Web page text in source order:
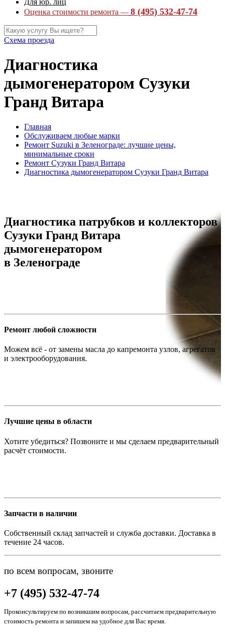
Для юр. лиц
Оценка стоимости ремонта — 8 (495) 532-47-74
Схема проезда
Диагностика
дымогенератором Сузуки
Гранд Витара
Главная
Обслуживаем любые марки
Ремонт Suzuki в Зеленограде: лучшие цены,
минимальные сроки
Ремонт Сузуки Гранд Витара
Диагностика дымогенератором Сузуки Гранд Витара
Диагностика патрубков и коллекторов
Сузуки Гранд Витара
дымогенератором
в Зеленограде
Ремонт любой сложности
Можем всё - от замены масла до капремонта узлов, агрегатов
и электрооборудования.
Лучшие цены в области
Хотите убедиться? Позвоните и мы сделаем предварительный
расчёт стоимости.
Запчасти в наличии
Собственный склад запчастей и служба доставки. Доставка в
течение 24 часов.
по всем вопросам, звоните
+7 (495) 532-47-74
Проконсультируем по возникшим вопросам, рассчитаем предварительную
стоимость ремонта и запишем на удобное для Вас время.